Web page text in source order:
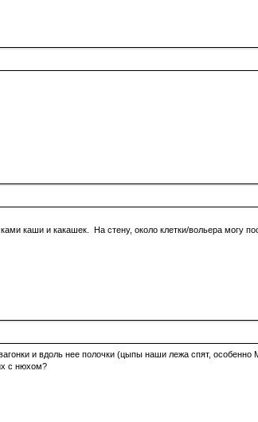
каши и какашек. На стену, около клетки/вольера могу
и вдоль нее полочки (цыпы наши лежа спят, особенно
с нюхом?